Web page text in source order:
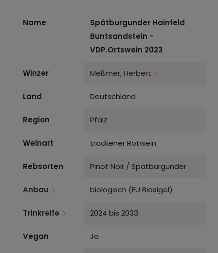
Name
Spätburgunder Hainfeld
Buntsandstein -
VDP.Ortswein 2023
Winzer Meßmer, Herbert
Land Deutschland
Region Pfalz
Weinart trockener Rotwein
Rebsorten Pinot Noir / Spätburgunder
Anbau biologisch (EU Biosigel)
Trinkreife 2024 bis 2033
Vegan Ja